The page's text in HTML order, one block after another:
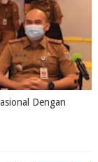
Dengan